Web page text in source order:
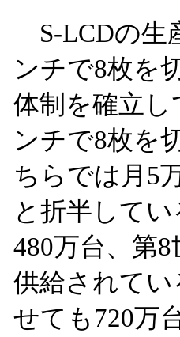
S-LCDの生
ンチで8枚を
体制を確立し
ンチで8枚を
ちらでは月5
と折半して
480万台、第
供給されて
せても720万